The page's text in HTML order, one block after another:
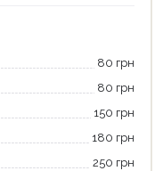
80 грн
80 грн
150 грн
180 грн
250 грн